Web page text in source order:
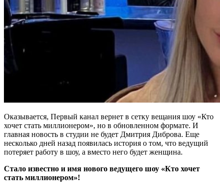
Оказывается, Первый канал вернет в сетку вещания шоу «Кто
хочет стать миллионером», но в обновленном формате. И
главная новость в студии не будет Дмитрия Диброва. Еще
несколько дней назад появилась история о том, что ведущий
потеряет работу в шоу, а вместо него будет женщина.
Стало известно и имя нового ведущего шоу «Кто хочет
стать миллионером»!